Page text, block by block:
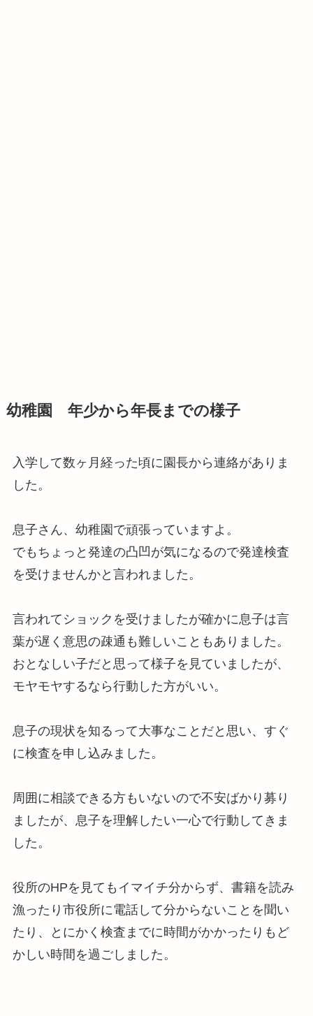
幼稚園 年少から年長までの様子
入学して数ヶ月経った頃に園長から連絡がありま
した。
息子さん、幼稚園で頑張っていますよ。
でもちょっと発達の凸凹が気になるので発達検査
を受けませんかと言われました。
言われてショックを受けましたが確かに息子は言
葉が遅く意思の疎通も難しいこともありました。
おとなしい子だと思って様子を見ていましたが、
モヤモヤするなら行動した方がいい。
息子の現状を知るって大事なことだと思い、すぐ
に検査を申し込みました。
周囲に相談できる方もいないので不安ばかり募り
ましたが、息子を理解したい一心で行動してきま
した。
役所のHPを見てもイマイチ分からず、書籍を読み
漁ったり市役所に電話して分からないことを聞い
たり、とにかく検査までに時間がかかったりもど
かしい時間を過ごしました。